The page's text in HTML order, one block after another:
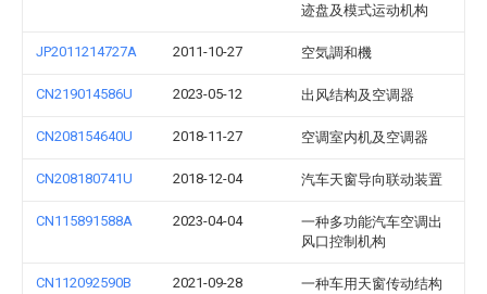
迹盘及模式运动机构
JP2011214727A 2011-10-27 空気調和機
CN219014586U 2023-05-12 出风结构及空调器
CN208154640U 2018-11-27 空调室内机及空调器
CN208180741U 2018-12-04 汽车天窗导向联动装置
CN115891588A 2023-04-04
一种多功能汽车空调出
风口控制机构
CN112092590B 2021-09-28
一种车用天窗传动结构